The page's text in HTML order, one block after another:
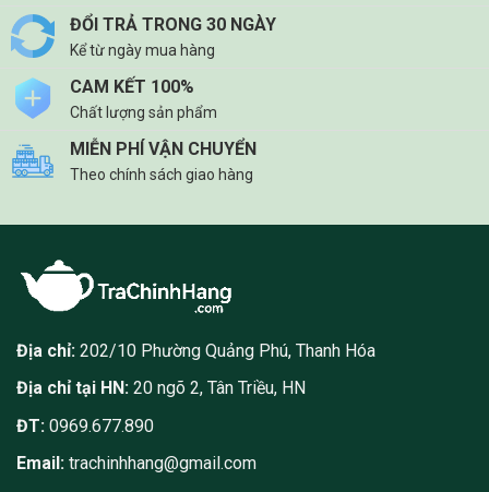
ĐỔI TRẢ TRONG 30 NGÀY
Kể từ ngày mua hàng
CAM KẾT 100%
Chất lượng sản phẩm
MIỄN PHÍ VẬN CHUYỂN
Theo chính sách giao hàng
Địa chỉ: 202/10 Phường Quảng Phú, Thanh Hóa
Địa chỉ tại HN: 20 ngõ 2, Tân Triều, HN
ĐT: 0969.677.890
Email: trachinhhang@gmail.com